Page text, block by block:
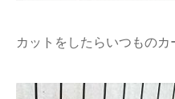
カットをしたらいつもの